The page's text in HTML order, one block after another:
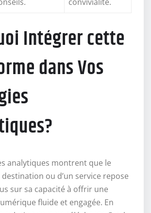
Intégrer cette
dans Vos
analytiques montrent que le
destination ou d’un service repose
sur sa capacité à offrir une
fluide et engagée. En